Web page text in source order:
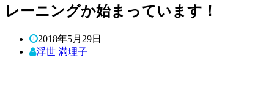
レーニングか始まっています！
2018年5月29日
浮世 満理子